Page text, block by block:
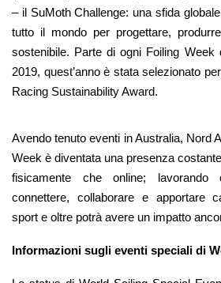
– il SuMoth Challenge: una sfida
tutto il mondo per progettare,
sostenibile. Parte di ogni Foiling Week
2019, quest’anno è stata selezionato
Racing Sustainability Award.
Avendo tenuto eventi in Australia, Nord
Week è diventata una presenza
fisicamente che online;
connettere, collaborare e apportare
sport e oltre potrà avere un impatto
Informazioni sugli eventi speciali di